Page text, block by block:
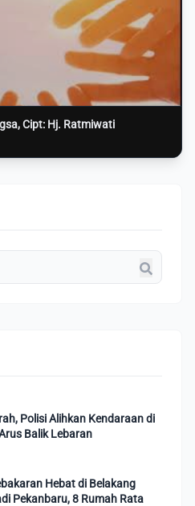
Cipt: Hj. Ratmiwati
Polisi Alihkan Kendaraan di
Balik Lebaran
Hebat di Belakang
Pekanbaru, 8 Rumah Rata